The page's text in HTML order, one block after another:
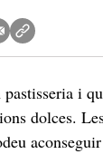
pastisseria i
dolces.